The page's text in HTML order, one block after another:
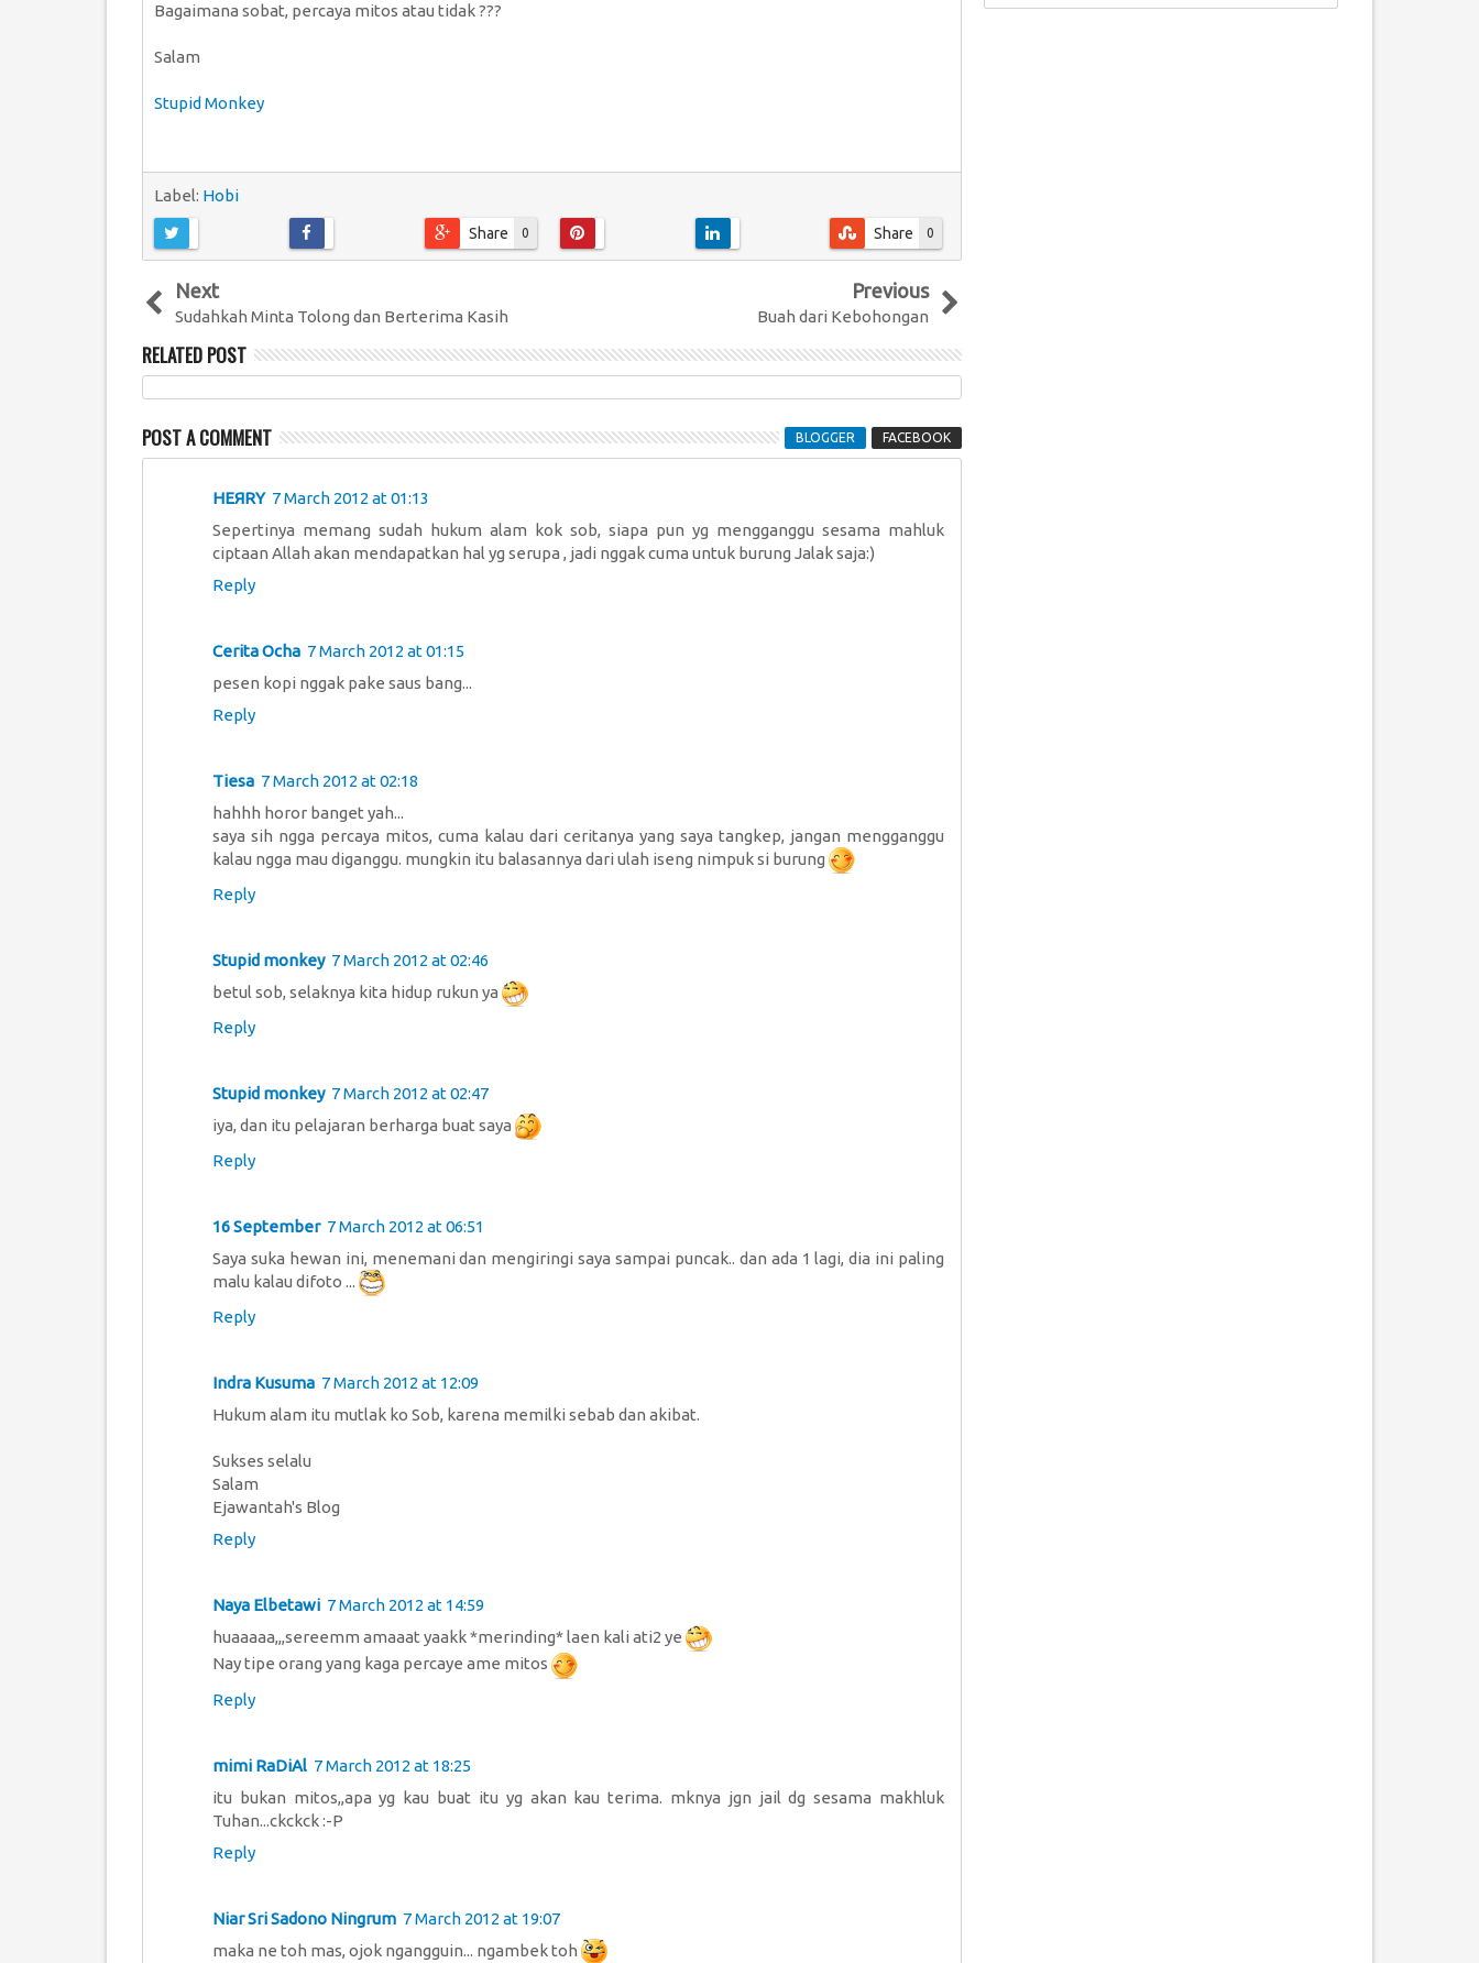
Bagaimana sobat, percaya mitos atau tidak ???
Salam
Stupid Monkey
Label: Hobi
0
Share 0
Share
Next
Sudahkah Minta Tolong dan Berterima Kasih
Previous
Buah dari Kebohongan
RELATED POST
POST A COMMENT BLOGGER FACEBOOK
HEЯRY 7 March 2012 at 01:13
Sepertinya memang sudah hukum alam kok sob, siapa pun yg mengganggu sesama mahluk
ciptaan Allah akan mendapatkan hal yg serupa , jadi nggak cuma untuk burung Jalak saja:)
Reply
Cerita Ocha 7 March 2012 at 01:15
pesen kopi nggak pake saus bang...
Reply
Tiesa 7 March 2012 at 02:18
hahhh horor banget yah...
saya sih ngga percaya mitos, cuma kalau dari ceritanya yang saya tangkep, jangan mengganggu
kalau ngga mau diganggu. mungkin itu balasannya dari ulah iseng nimpuk si burung
Reply
Stupid monkey 7 March 2012 at 02:46
betul sob, selaknya kita hidup rukun ya
Reply
Stupid monkey 7 March 2012 at 02:47
iya, dan itu pelajaran berharga buat saya
Reply
16 September 7 March 2012 at 06:51
Saya suka hewan ini, menemani dan mengiringi saya sampai puncak.. dan ada 1 lagi, dia ini paling
malu kalau difoto ...
Reply
Indra Kusuma 7 March 2012 at 12:09
Hukum alam itu mutlak ko Sob, karena memilki sebab dan akibat.
Sukses selalu
Salam
Ejawantah's Blog
Reply
Naya Elbetawi 7 March 2012 at 14:59
huaaaaa,,,sereemm amaaat yaakk *merinding* laen kali ati2 ye
Nay tipe orang yang kaga percaye ame mitos
Reply
mimi RaDiAl 7 March 2012 at 18:25
itu bukan mitos,,apa yg kau buat itu yg akan kau terima. mknya jgn jail dg sesama makhluk
Tuhan...ckckck :-P
Reply
Niar Sri Sadono Ningrum 7 March 2012 at 19:07
maka ne toh mas, ojok ngangguin... ngambek toh